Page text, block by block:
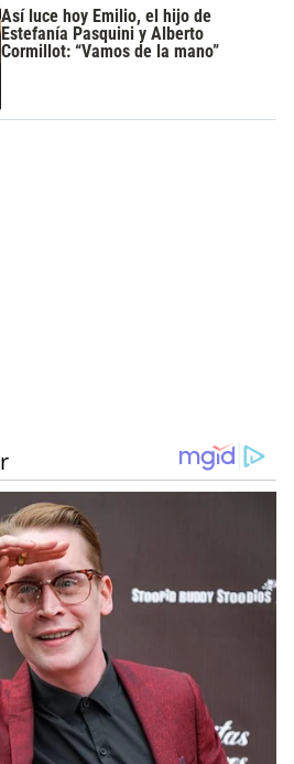
Así luce hoy Emilio, el hijo de
Estefanía Pasquini y Alberto
Cormillot: “Vamos de la mano”